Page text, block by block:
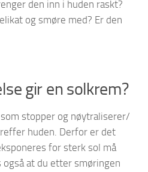
den inn i huden raskt?
og smøre med? Er den
gir en solkrem?
stopper og nøytraliserer/
huden. Derfor er det
for sterk sol må
at du etter smøringen